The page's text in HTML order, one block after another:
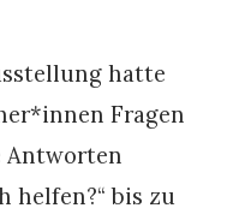
hatte
Fragen
Antworten
helfen?“ bis zu